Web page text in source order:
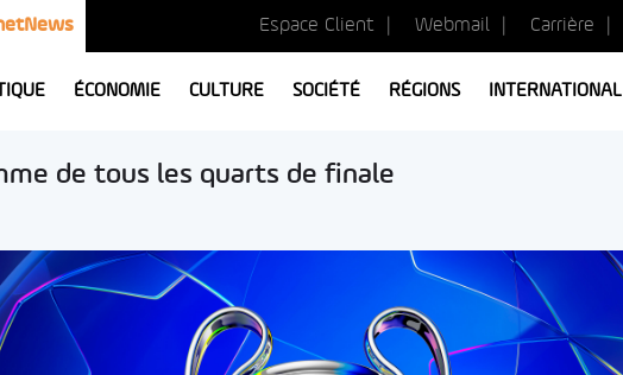
Espace Client Webmail Carrière
ÉCONOMIE CULTURE SOCIÉTÉ RÉGIONS INTERNATIONAL
de tous les quarts de finale